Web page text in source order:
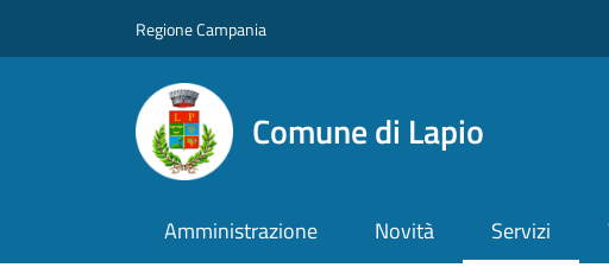
Regione Campania
Comune di Lapio
Amministrazione Novità Servizi